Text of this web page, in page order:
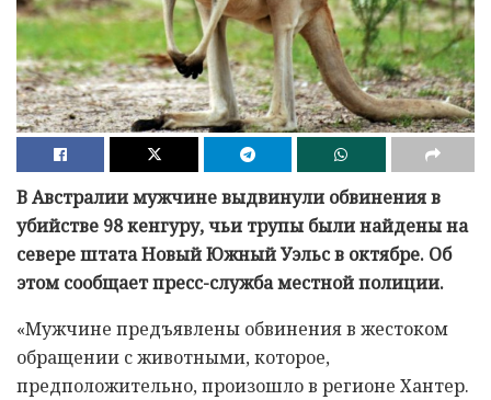
В Австралии мужчине выдвинули обвинения в
убийстве 98 кенгуру, чьи трупы были найдены на
севере штата Новый Южный Уэльс в октябре. Об
этом сообщает пресс-служба местной полиции.
«Мужчине предъявлены обвинения в жестоком
обращении с животными, которое,
предположительно, произошло в регионе Хантер.